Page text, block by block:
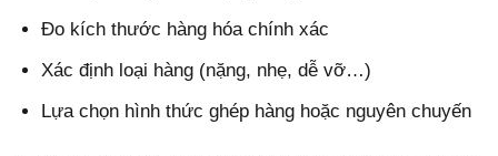
Đo kích thước hàng hóa chính xác
Xác định loại hàng (nặng, nhẹ, dễ vỡ…)
Lựa chọn hình thức ghép hàng hoặc nguyên chuyến